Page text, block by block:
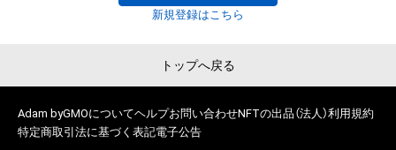
# 409/555
新規登録はこちら
トップへ戻る
Adam byGMOについてヘルプお問い合わせNFTの出品（法人）利用規約
特定商取引法に基づく表記電子公告